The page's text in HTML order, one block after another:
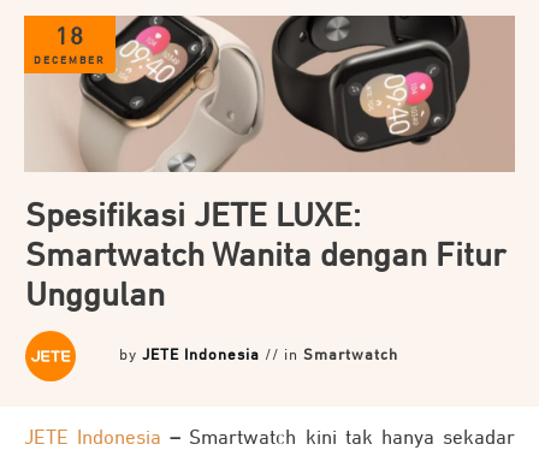
18
DECEMBER
Spesifikasi JETE LUXE:
Smartwatch Wanita dengan Fitur
Unggulan
by JETE Indonesia // in Smartwatch
JETE Indonesia – Smartwatch kini tak hanya sekadar